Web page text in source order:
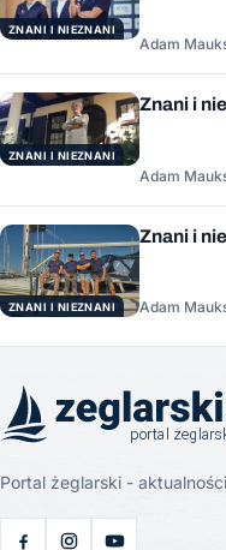
ZNANI I NIEZNANI
Adam
ZNANI I NIEZNANI
Znani i
Adam
ZNANI I NIEZNANI
Znani i
Adam
Portal żeglarski -